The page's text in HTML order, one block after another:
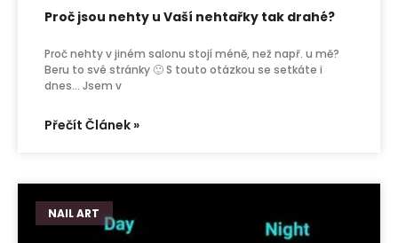
Proč jsou nehty u Vaší nehtařky tak drahé?
Proč nehty v jiném salonu stojí méně, než např. u mě?
Beru to své stránky 🙂 S touto otázkou se setkáte i
dnes… Jsem v
Přečít Článek »
NAIL ART